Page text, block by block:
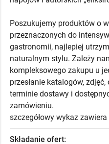
Poszukujemy produktów o
przeznaczonych do
gastronomii, najlepiej
naturalnym stylu. Zależy
kompleksowego zakupu u
przesłanie katalogów,
terminie dostawy i
zamówieniu.
szczegółowy wykaz zawiera
Składanie ofert: